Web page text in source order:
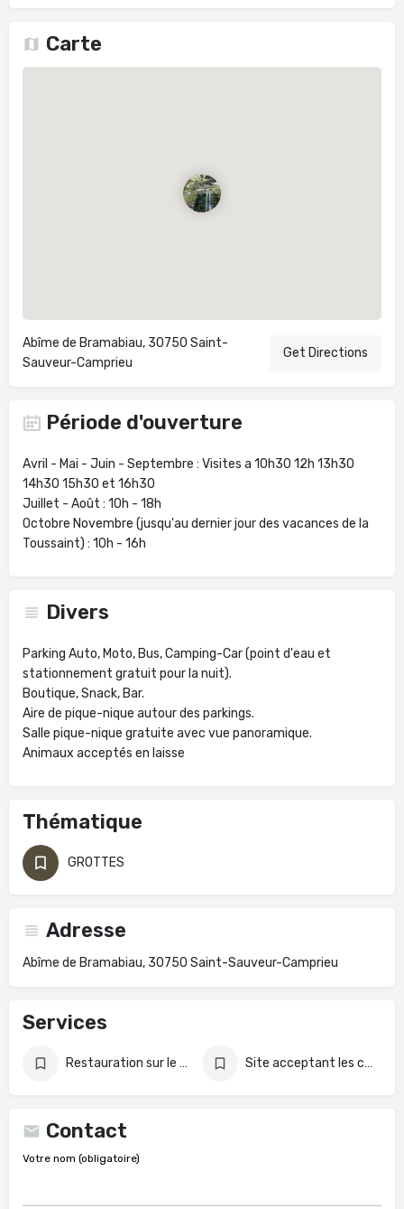
Carte
Abîme de Bramabiau, 30750 Saint-
Sauveur-Camprieu
Get Directions
Période d'ouverture
Avril - Mai - Juin - Septembre : Visites a 10h30 12h 13h30
14h30 15h30 et 16h30
Juillet - Août : 10h - 18h
Octobre Novembre (jusqu'au dernier jour des vacances de la
Toussaint) : 10h - 16h
Divers
Parking Auto, Moto, Bus, Camping-Car (point d'eau et
stationnement gratuit pour la nuit).
Boutique, Snack, Bar.
Aire de pique-nique autour des parkings.
Salle pique-nique gratuite avec vue panoramique.
Animaux acceptés en laisse
Thématique
GROTTES
Adresse
Abîme de Bramabiau, 30750 Saint-Sauveur-Camprieu
Services
Restauration sur le site Site acceptant les chiens
Contact
Votre nom (obligatoire)